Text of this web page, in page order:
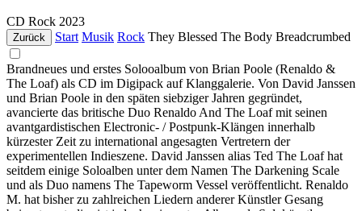
CD Rock 2023
Zurück Start Musik Rock They Blessed The Body Breadcrumbed
Brandneues und erstes Solooalbum von Brian Poole (Renaldo &
The Loaf) als CD im Digipack auf Klanggalerie. Von David Janssen
und Brian Poole in den späten siebziger Jahren gegründet,
avancierte das britische Duo Renaldo And The Loaf mit seinen
avantgardistischen Electronic- / Postpunk-Klängen innerhalb
kürzester Zeit zu international angesagten Vertretern der
experimentellen Indieszene. David Janssen alias Ted The Loaf hat
seitdem einige Soloalben unter dem Namen The Darkening Scale
und als Duo namens The Tapeworm Vessel veröffentlicht. Renaldo
M. hat bisher zu zahlreichen Liedern anderer Künstler Gesang